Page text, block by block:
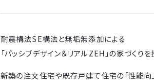
耐震構法SE構法と無垢無添加による
「パッシブデザイン＆リアルZEH」の家づくり
新築の注文住宅や既存戸建て住宅の「性能向上